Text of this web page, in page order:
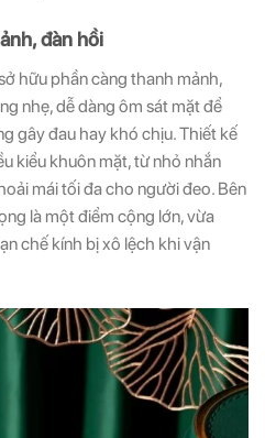
đàn hồi
hữu phần càng thanh mảnh,
nhẹ, dễ dàng ôm sát mặt để
gây đau hay khó chịu. Thiết kế
kiểu khuôn mặt, từ nhỏ nhắn
mái tối đa cho người đeo. Bên
là một điểm cộng lớn, vừa
chế kính bị xô lệch khi vận